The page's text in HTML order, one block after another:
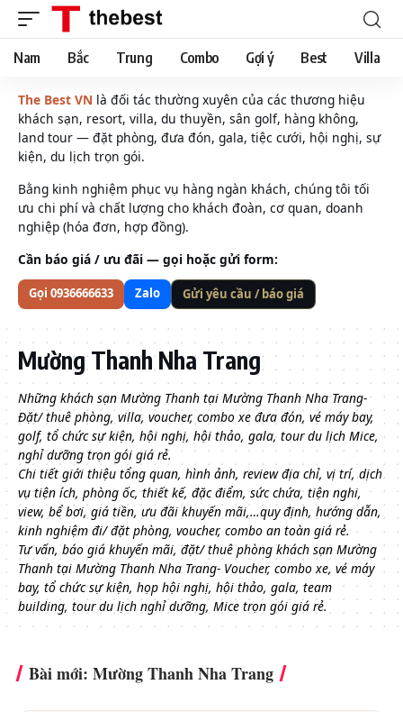
Nam Bắc Trung Combo Gợi ý Best Villa
The Best VN là đối tác thường xuyên của các thương hiệu
khách sạn, resort, villa, du thuyền, sân golf, hàng không,
land tour — đặt phòng, đưa đón, gala, tiệc cưới, hội nghị, sự
kiện, du lịch trọn gói.
Bằng kinh nghiệm phục vụ hàng ngàn khách, chúng tôi tối
ưu chi phí và chất lượng cho khách đoàn, cơ quan, doanh
nghiệp (hóa đơn, hợp đồng).
Cần báo giá / ưu đãi — gọi hoặc gửi form:
Gọi 0936666633 Zalo Gửi yêu cầu / báo giá
Mường Thanh Nha Trang
Những khách sạn Mường Thanh tại Mường Thanh Nha Trang-
Đặt/ thuê phòng, villa, voucher, combo xe đưa đón, vé máy bay,
golf, tổ chức sự kiện, hội nghị, hội thảo, gala, tour du lịch Mice,
nghỉ dưỡng trọn gói giá rẻ.
Chi tiết giới thiệu tổng quan, hình ảnh, review địa chỉ, vị trí, dịch
vụ tiện ích, phòng ốc, thiết kế, đặc điểm, sức chứa, tiện nghi,
view, bể bơi, giá tiền, ưu đãi khuyến mãi,…quy định, hướng dẫn,
kinh nghiệm đi/ đặt phòng, voucher, combo an toàn giá rẻ.
Tư vấn, báo giá khuyến mãi, đặt/ thuê phòng khách sạn Mường
Thanh tại Mường Thanh Nha Trang- Voucher, combo xe, vé máy
bay, tổ chức sự kiện, họp hội nghị, hội thảo, gala, team
building, tour du lịch nghỉ dưỡng, Mice trọn gói giá rẻ.
Bài mới: Mường Thanh Nha Trang